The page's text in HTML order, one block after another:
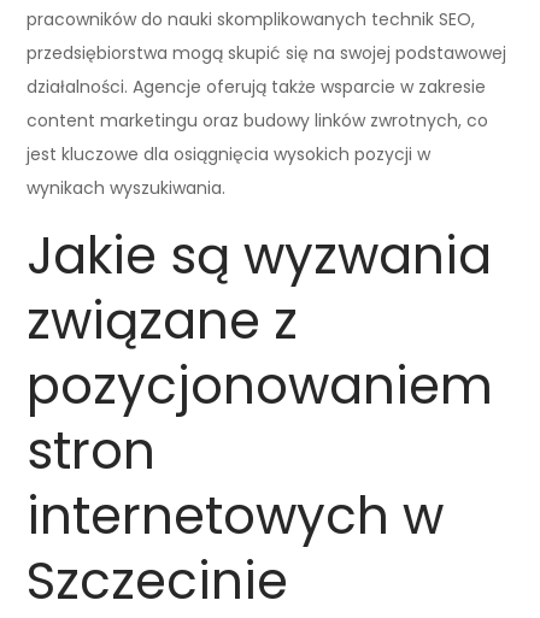
pracowników do nauki skomplikowanych technik SEO,
przedsiębiorstwa mogą skupić się na swojej podstawowej
działalności. Agencje oferują także wsparcie w zakresie
content marketingu oraz budowy linków zwrotnych, co
jest kluczowe dla osiągnięcia wysokich pozycji w
wynikach wyszukiwania.
Jakie są wyzwania
związane z
pozycjonowaniem
stron
internetowych w
Szczecinie